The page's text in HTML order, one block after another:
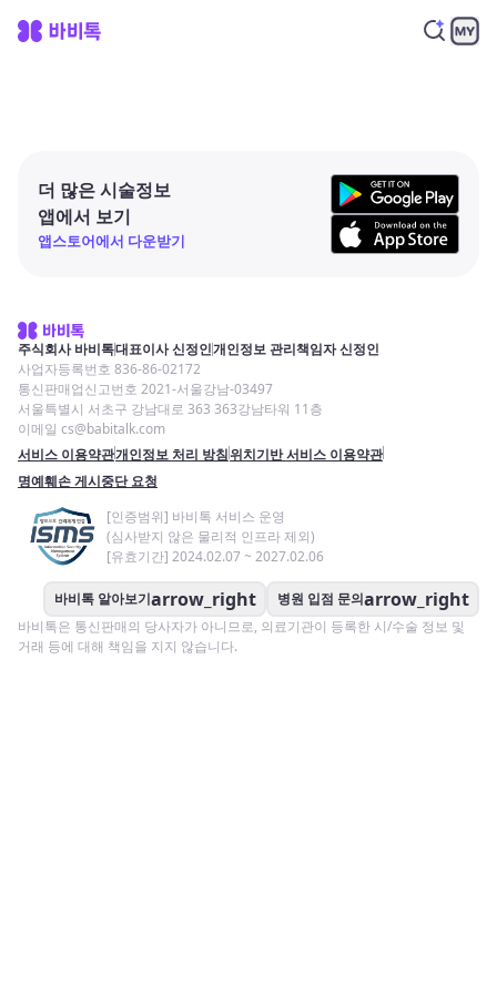
더 많은 시술정보
앱에서 보기
앱스토어에서 다운받기
주식회사 바비톡대표이사 신정인개인정보 관리책임자 신정인
사업자등록번호 836-86-02172
통신판매업신고번호 2021-서울강남-03497
서울특별시 서초구 강남대로 363 363강남타워 11층
이메일 cs@babitalk.com
서비스 이용약관개인정보 처리 방침위치기반 서비스 이용약관
명예훼손 게시중단 요청
[인증범위] 바비톡 서비스 운영
(심사받지 않은 물리적 인프라 제외)
[유효기간] 2024.02.07 ~ 2027.02.06
바비톡 알아보기arrow_right 병원 입점 문의arrow_right
바비톡은 통신판매의 당사자가 아니므로, 의료기관이 등록한 시/수술 정보 및
거래 등에 대해 책임을 지지 않습니다.